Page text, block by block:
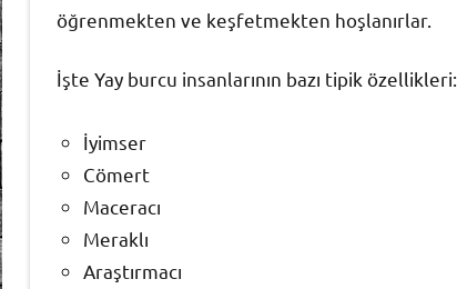
öğrenmekten ve keşfetmekten hoşlanırlar.
İşte Yay burcu insanlarının bazı tipik özellikleri:
İyimser
Cömert
Maceracı
Meraklı
Araştırmacı